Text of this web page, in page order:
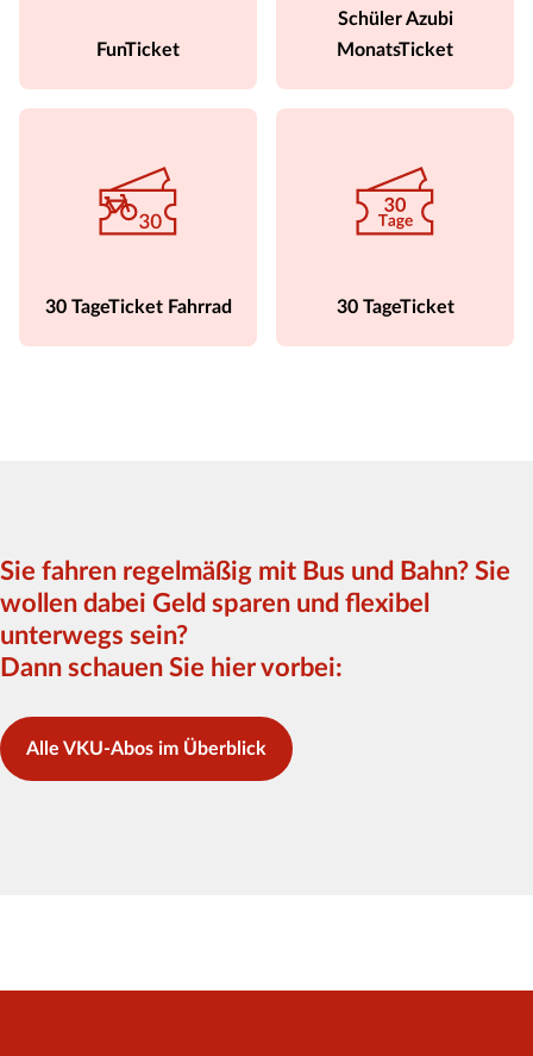
FunTicket
Schüler Azubi
MonatsTicket
30 TageTicket Fahrrad 30 TageTicket
Sie fahren regelmäßig mit Bus und Bahn? Sie
wollen dabei Geld sparen und flexibel
unterwegs sein?
Dann schauen Sie hier vorbei:
Alle VKU-Abos im Überblick